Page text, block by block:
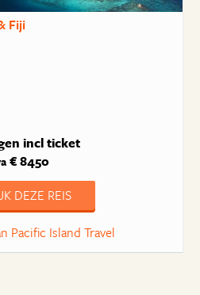
Fiji
incl ticket
€ 8450
DEZE REIS
Pacific Island Travel